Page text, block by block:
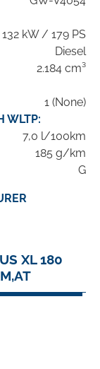
132 kW / 179 PS
Diesel
2.184 cm³
1 (None)
WLTP:
7,0 l/100km
185 g/km
G
XL 180